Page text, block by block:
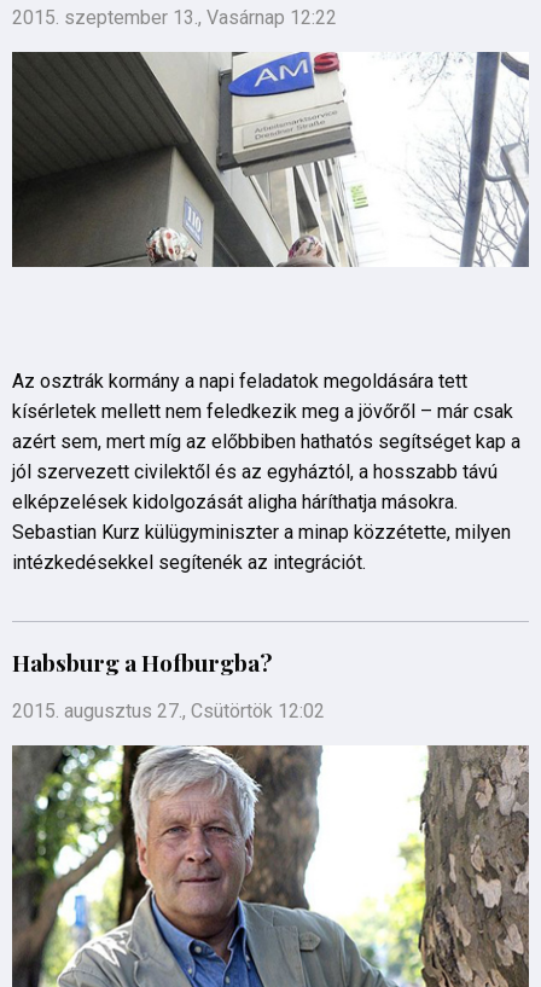
2015. szeptember 13., Vasárnap 12:22
Az osztrák kormány a napi feladatok megoldására tett
kísérletek mellett nem feledkezik meg a jövőről – már csak
azért sem, mert míg az előbbiben hathatós segítséget kap a
jól szervezett civilektől és az egyháztól, a hosszabb távú
elképzelések kidolgozását aligha háríthatja másokra.
Sebastian Kurz külügyminiszter a minap közzétette, milyen
intézkedésekkel segítenék az integrációt.
Habsburg a Hofburgba?
2015. augusztus 27., Csütörtök 12:02